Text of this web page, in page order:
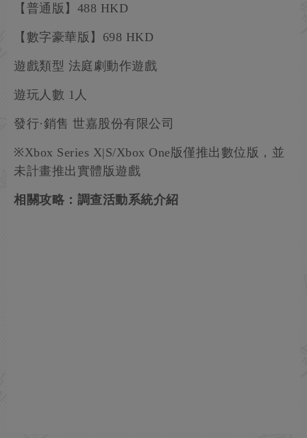
【普通版】488 HKD
【數字豪華版】698 HKD
遊戲類型 法庭劇動作遊戲
遊玩人數 1人
發行·銷售 世嘉股份有限公司
※Xbox Series X|S/Xbox One版僅推出數位版，並
未計畫推出實體版遊戲
相關攻略：調查活動系統介紹